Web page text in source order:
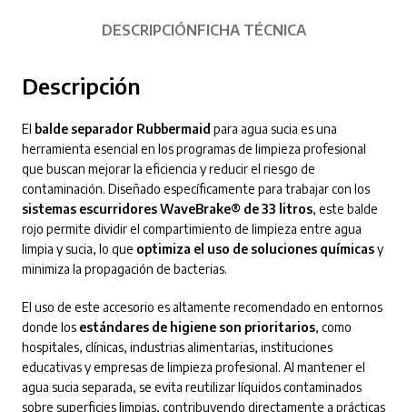
DESCRIPCIÓNFICHA TÉCNICA
Descripción
El balde separador Rubbermaid para agua sucia es una
herramienta esencial en los programas de limpieza profesional
que buscan mejorar la eficiencia y reducir el riesgo de
contaminación. Diseñado específicamente para trabajar con los
sistemas escurridores WaveBrake® de 33 litros, este balde
rojo permite dividir el compartimiento de limpieza entre agua
limpia y sucia, lo que optimiza el uso de soluciones químicasy
minimiza la propagación de bacterias.
El uso de este accesorio es altamente recomendado en entornos
donde los estándares de higiene son prioritarios, como
hospitales, clínicas, industrias alimentarias, instituciones
educativas y empresas de limpieza profesional. Al mantener el
agua sucia separada, se evita reutilizar líquidos contaminados
sobre superficies limpias, contribuyendo directamente a prácticas